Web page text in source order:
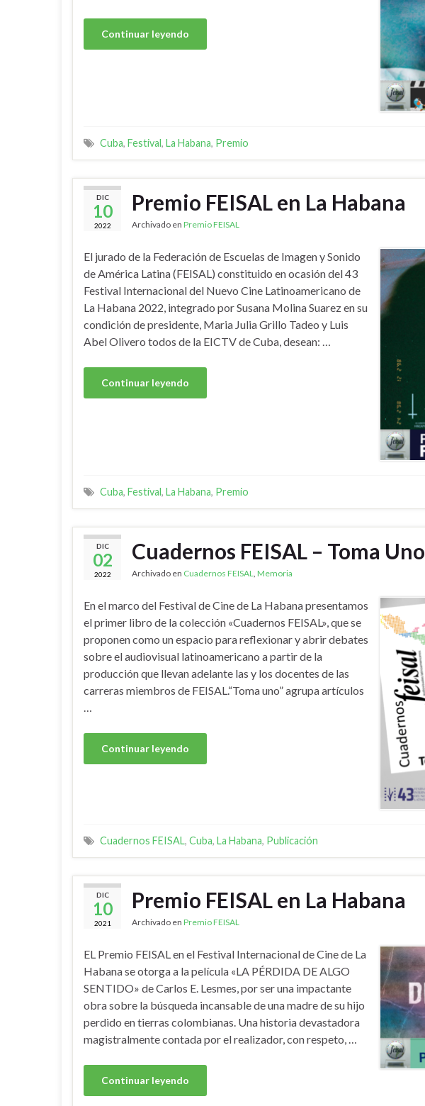
Continuar leyendo
Cuba, Festival, La Habana, Premio
DIC
10
2022
Premio FEISAL en La Habana
Archivado en Premio FEISAL
El jurado de la Federación de Escuelas de Imagen y Sonido
de América Latina (FEISAL) constituido en ocasión del 43
Festival Internacional del Nuevo Cine Latinoamericano de
La Habana 2022, integrado por Susana Molina Suarez en su
condición de presidente, Maria Julia Grillo Tadeo y Luis
Abel Olivero todos de la EICTV de Cuba, desean: …
Continuar leyendo
Cuba, Festival, La Habana, Premio
DIC
02
2022
Cuadernos FEISAL – Toma Uno
Archivado en Cuadernos FEISAL, Memoria
En el marco del Festival de Cine de La Habana presentamos
el primer libro de la colección «Cuadernos FEISAL», que se
proponen como un espacio para reflexionar y abrir debates
sobre el audiovisual latinoamericano a partir de la
producción que llevan adelante las y los docentes de las
carreras miembros de FEISAL.“Toma uno” agrupa artículos
…
Continuar leyendo
Cuadernos FEISAL, Cuba, La Habana, Publicación
DIC
10
2021
Premio FEISAL en La Habana
Archivado en Premio FEISAL
EL Premio FEISAL en el Festival Internacional de Cine de La
Habana se otorga a la película «LA PÉRDIDA DE ALGO
SENTIDO» de Carlos E. Lesmes, por ser una impactante
obra sobre la búsqueda incansable de una madre de su hijo
perdido en tierras colombianas. Una historia devastadora
magistralmente contada por el realizador, con respeto, …
Continuar leyendo